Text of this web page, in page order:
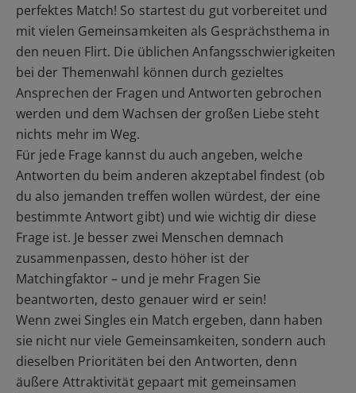
perfektes Match! So startest du gut vorbereitet und
mit vielen Gemeinsamkeiten als Gesprächsthema in
den neuen Flirt. Die üblichen Anfangsschwierigkeiten
bei der Themenwahl können durch gezieltes
Ansprechen der Fragen und Antworten gebrochen
werden und dem Wachsen der großen Liebe steht
nichts mehr im Weg.
Für jede Frage kannst du auch angeben, welche
Antworten du beim anderen akzeptabel findest (ob
du also jemanden treffen wollen würdest, der eine
bestimmte Antwort gibt) und wie wichtig dir diese
Frage ist. Je besser zwei Menschen demnach
zusammenpassen, desto höher ist der
Matchingfaktor – und je mehr Fragen Sie
beantworten, desto genauer wird er sein!
Wenn zwei Singles ein Match ergeben, dann haben
sie nicht nur viele Gemeinsamkeiten, sondern auch
dieselben Prioritäten bei den Antworten, denn
äußere Attraktivität gepaart mit gemeinsamen